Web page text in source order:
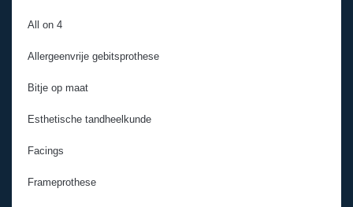
All on 4
Allergeenvrije gebitsprothese
Bitje op maat
Esthetische tandheelkunde
Facings
Frameprothese